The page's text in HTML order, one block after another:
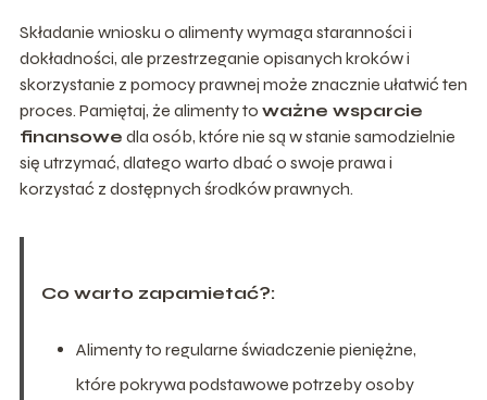
Składanie wniosku o alimenty wymaga staranności i
dokładności, ale przestrzeganie opisanych kroków i
skorzystanie z pomocy prawnej może znacznie ułatwić ten
proces. Pamiętaj, że alimenty to ważne wsparcie
finansowe dla osób, które nie są w stanie samodzielnie
się utrzymać, dlatego warto dbać o swoje prawa i
korzystać z dostępnych środków prawnych.
Co warto zapamietać?:
Alimenty to regularne świadczenie pieniężne,
które pokrywa podstawowe potrzeby osoby